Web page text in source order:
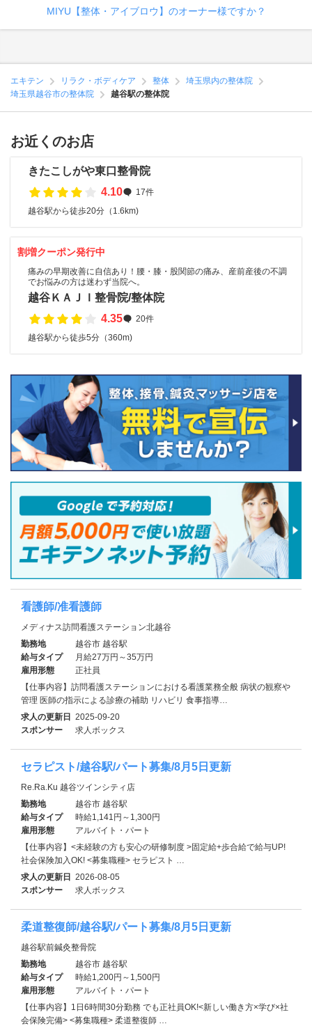
MIYU【整体・アイブロウ】のオーナー様ですか？
エキテン リラク・ボディケア 整体
埼玉県内の整体院
埼玉県越谷市の整体院
越谷駅の整体院
お近くのお店
きたこしがや東口整骨院
4.10
17件
越谷駅から徒歩20分（1.6km)
割増クーポン発行中
痛みの早期改善に自信あり！腰・膝・股関節の痛み、産前産後の不調
でお悩みの方は迷わず当院へ。
越谷ＫＡＪＩ整骨院/整体院
4.35
20件
越谷駅から徒歩5分（360m)
看護師/准看護師
メディナス訪問看護ステーション北越谷
勤務地
越谷市 越谷駅
給与タイプ
月給27万円～35万円
雇用形態
正社員
【仕事内容】訪問看護ステーションにおける看護業務全般 病状の観察や
管理 医師の指示による診療の補助 リハビリ 食事指導…
求人の更新日 2025-09-20
スポンサー
求人ボックス
セラピスト/越谷駅/パート募集/8月5日更新
Re.Ra.Ku 越谷ツインシティ店
勤務地
越谷市 越谷駅
給与タイプ
時給1,141円～1,300円
雇用形態
アルバイト・パート
【仕事内容】<未経験の方も安心の研修制度 >固定給+歩合給で給与UP!
社会保険加入OK! <募集職種> セラピスト …
求人の更新日 2026-08-05
スポンサー
求人ボックス
柔道整復師/越谷駅/パート募集/8月5日更新
越谷駅前鍼灸整骨院
勤務地
越谷市 越谷駅
給与タイプ
時給1,200円～1,500円
雇用形態
アルバイト・パート
【仕事内容】1日6時間30分勤務 でも正社員OK!<新しい働き方×学び×社
会保険完備> <募集職種> 柔道整復師 …